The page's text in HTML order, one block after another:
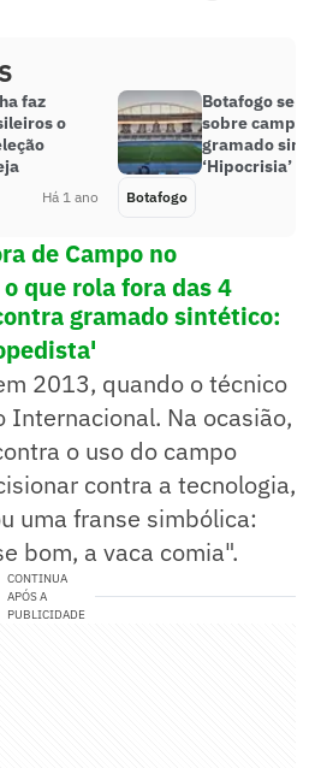
faz
o
Há 1 ano
Botafogo se
sobre
gramado
‘Hipocrisia’
Botafogo
de Campo no
que rola fora das 4
gramado sintético:
2013, quando o técnico
Internacional. Na ocasião,
o uso do campo
contra a tecnologia,
uma franse simbólica:
bom, a vaca comia".
CONTINUA
APÓS A
PUBLICIDADE